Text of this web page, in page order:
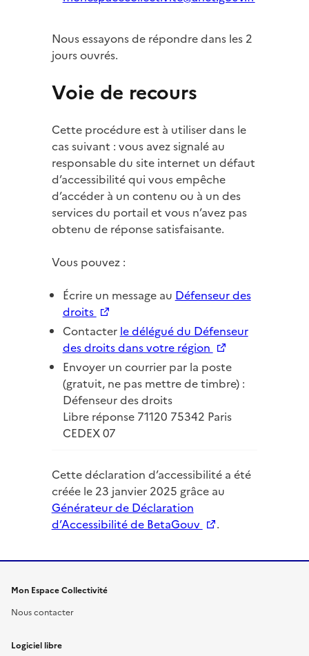
Nous essayons de répondre dans les 2
jours ouvrés.
Voie de recours
Cette procédure est à utiliser dans le
cas suivant : vous avez signalé au
responsable du site internet un défaut
d’accessibilité qui vous empêche
d’accéder à un contenu ou à un des
services du portail et vous n’avez pas
obtenu de réponse satisfaisante.
Vous pouvez :
Écrire un message au Défenseur des
droits Nouvelle fenêtre
Contacter le délégué du Défenseur
des droits dans votre région Nouvelle fenêtre
Envoyer un courrier par la poste
(gratuit, ne pas mettre de timbre) :
Défenseur des droits
Libre réponse 71120 75342 Paris
CEDEX 07
Cette déclaration d’accessibilité a été
créée le 23 janvier 2025 grâce au
Générateur de Déclaration
d’Accessibilité de BetaGouv Nouvelle fenêtre
.
Mon Espace Collectivité
Nous contacter
Logiciel libre